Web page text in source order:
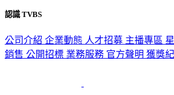
認識 TVBS
公司介紹 企業動態 人才招募 主播專區
銷售 公開招標 業務服務 官方聲明 獲獎